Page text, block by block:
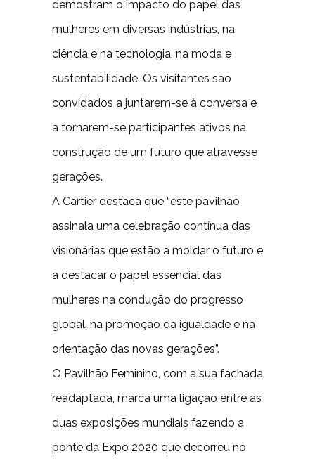
demostram o impacto do papel das
mulheres em diversas indústrias, na
ciência e na tecnologia, na moda e
sustentabilidade. Os visitantes são
convidados a juntarem-se à conversa e
a tornarem-se participantes ativos na
construção de um futuro que atravesse
gerações.
A Cartier destaca que “este pavilhão
assinala uma celebração contínua das
visionárias que estão a moldar o futuro e
a destacar o papel essencial das
mulheres na condução do progresso
global, na promoção da igualdade e na
orientação das novas gerações”.
O Pavilhão Feminino, com a sua fachada
readaptada, marca uma ligação entre as
duas exposições mundiais fazendo a
ponte da Expo 2020 que decorreu no